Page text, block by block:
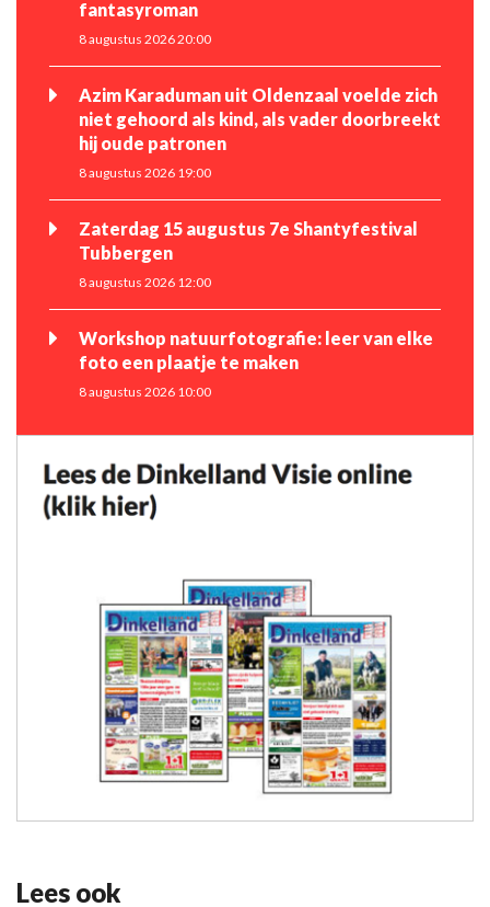
fantasyroman
8 augustus 2026 20:00
Azim Karaduman uit Oldenzaal voelde zich
niet gehoord als kind, als vader doorbreekt
hij oude patronen
8 augustus 2026 19:00
Zaterdag 15 augustus 7e Shantyfestival
Tubbergen
8 augustus 2026 12:00
Workshop natuurfotografie: leer van elke
foto een plaatje te maken
8 augustus 2026 10:00
Lees ook